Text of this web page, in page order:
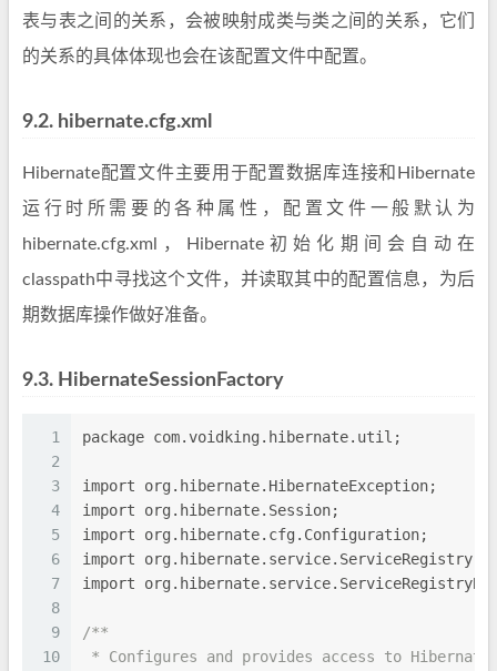
表与表之间的关系，会被映射成类与类之间的关系，它们
的关系的具体体现也会在该配置文件中配置。
9.2. hibernate.cfg.xml
Hibernate配置文件主要用于配置数据库连接和Hibernate
运行时所需要的各种属性，配置文件一般默认为
hibernate.cfg.xml，Hibernate初始化期间会自动在
classpath中寻找这个文件，并读取其中的配置信息，为后
期数据库操作做好准备。
9.3. HibernateSessionFactory
1
2
3
4
5
6
7
8
9
10
package com.voidking.hibernate.util;
import org.hibernate.HibernateException;
import org.hibernate.Session;
import org.hibernate.cfg.Configuration;
import org.hibernate.service.ServiceRegistry;
import
/**
* Configures and provides access to